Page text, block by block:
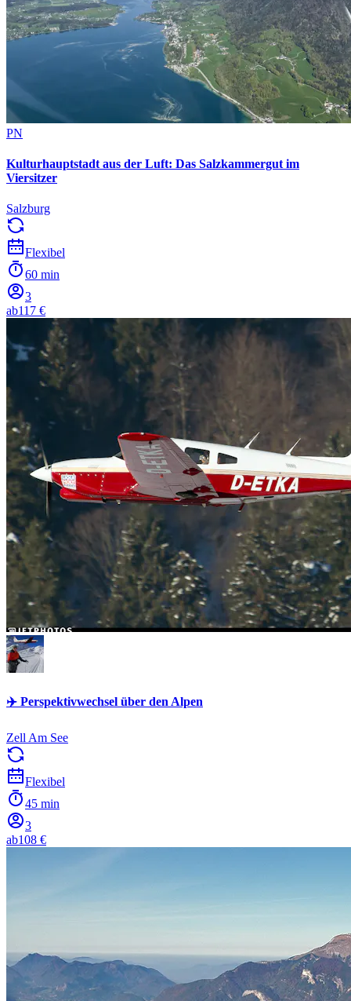
PN
Kulturhauptstadt aus der Luft: Das Salzkammergut im
Viersitzer
Salzburg
Flexibel
60 min
3
ab117 €
✈️ Perspektivwechsel über den Alpen
Zell Am See
Flexibel
45 min
3
ab108 €